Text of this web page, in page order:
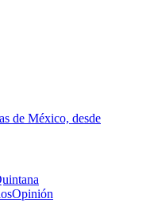
de México, desde
Opinión